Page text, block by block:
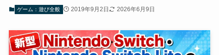
ゲーム：遊び全般 2019年9月2日 2026年6月9日